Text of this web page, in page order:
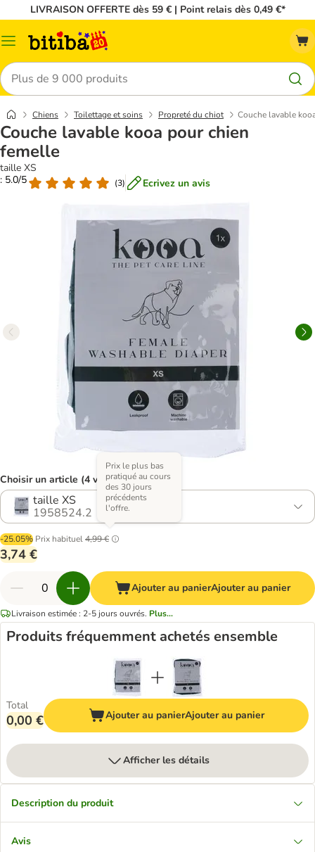
LIVRAISON OFFERTE dès 59 € | Point relais dès 0,49 €*
Menu
Rechercher
Chiens Toilettage et soins Propreté du chiot Couche lavable
Couche lavable kooa pour chien
femelle
taille XS
: 5.0/5
(3) Ecrivez un avis
Choisir un article (4 variantes)
taille XS
1958524.2
-25.05% Prix habituel4,99 €
Prix le plus bas
pratiqué au cours
des 30 jours
précédents
l'offre.
3,74 €
Ajouter au panierAjouter au panier
Livraison estimée : 2-5 jours ouvrés. Plus...
Produits fréquemment achetés ensemble
Total
0,00 € Ajouter au panierAjouter au panier
Afficher les détails
Description du produit
Avis